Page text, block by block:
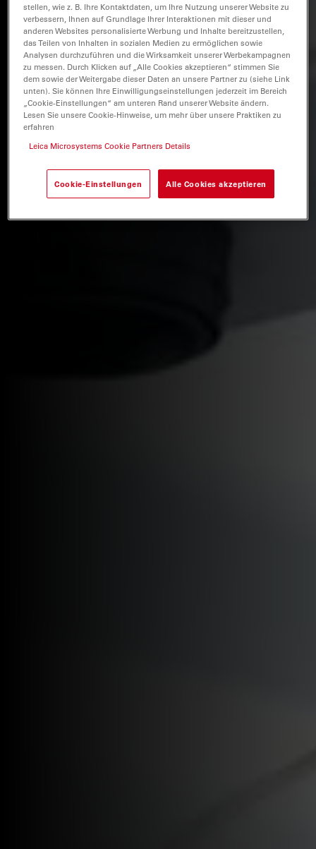
stellen, wie z. B. Ihre Kontaktdaten, um Ihre Nutzung unserer Website zu
verbessern, Ihnen auf Grundlage Ihrer Interaktionen mit dieser und
anderen Websites personalisierte Werbung und Inhalte bereitzustellen,
das Teilen von Inhalten in sozialen Medien zu ermöglichen sowie
Analysen durchzuführen und die Wirksamkeit unserer Werbekampagnen
zu messen. Durch Klicken auf „Alle Cookies akzeptieren“ stimmen Sie
dem sowie der Weitergabe dieser Daten an unsere Partner zu (siehe Link
unten). Sie können Ihre Einwilligungseinstellungen jederzeit im Bereich
„Cookie-Einstellungen“ am unteren Rand unserer Website ändern.
Lesen Sie unsere Cookie-Hinweise, um mehr über unsere Praktiken zu
erfahren
Leica Microsystems Cookie Partners Details
Cookie-Einstellungen Alle Cookies akzeptieren